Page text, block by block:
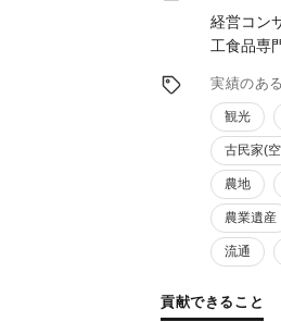
経営コン
工食品専
実績のあ
観光
古民家(
農地
農業遺産
流通
貢献できること